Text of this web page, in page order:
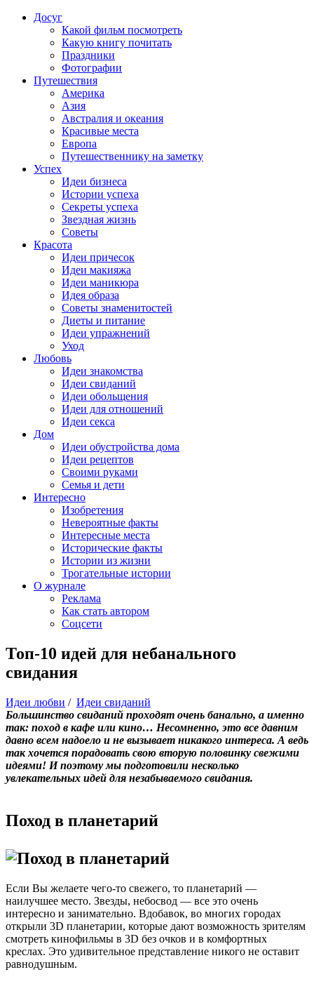
Досуг
Какой фильм посмотреть
Какую книгу почитать
Праздники
Фотографии
Путешествия
Америка
Азия
Австралия и океания
Красивые места
Европа
Путешественнику на заметку
Успех
Идеи бизнеса
Истории успеха
Секреты успеха
Звездная жизнь
Советы
Красота
Идеи причесок
Идеи макияжа
Идеи маникюра
Идея образа
Советы знаменитостей
Диеты и питание
Идеи упражнений
Уход
Любовь
Идеи знакомства
Идеи свиданий
Идеи обольщения
Идеи для отношений
Идеи секса
Дом
Идеи обустройства дома
Идеи рецептов
Своими руками
Семья и дети
Интересно
Изобретения
Невероятные факты
Интересные места
Исторические факты
Истории из жизни
Трогательные истории
О журнале
Реклама
Как стать автором
Соцсети
Топ-10 идей для небанального
свидания
Идеи любви / Идеи свиданий
Большинство свиданий проходят очень банально, а именно
так: поход в кафе или кино… Несомненно, это все давним
давно всем надоело и не вызывает никакого интереса. А ведь
так хочется порадовать свою вторую половинку свежими
идеями! И поэтому мы подготовили несколько
увлекательных идей для незабываемого свидания.
Поход в планетарий
Если Вы желаете чего-то свежего, то планетарий —
наилучшее место. Звезды, небосвод — все это очень
интересно и занимательно. Вдобавок, во многих городах
открыли 3D планетарии, которые дают возможность зрителям
смотреть кинофильмы в 3D без очков и в комфортных
креслах. Это удивительное представление никого не оставит
равнодушным.